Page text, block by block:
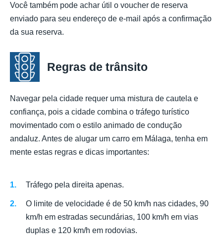
Você também pode achar útil o voucher de reserva
enviado para seu endereço de e-mail após a confirmação
da sua reserva.
Regras de trânsito
Navegar pela cidade requer uma mistura de cautela e
confiança, pois a cidade combina o tráfego turístico
movimentado com o estilo animado de condução
andaluz. Antes de alugar um carro em Málaga, tenha em
mente estas regras e dicas importantes:
Tráfego pela direita apenas.
O limite de velocidade é de 50 km/h nas cidades, 90
km/h em estradas secundárias, 100 km/h em vias
duplas e 120 km/h em rodovias.